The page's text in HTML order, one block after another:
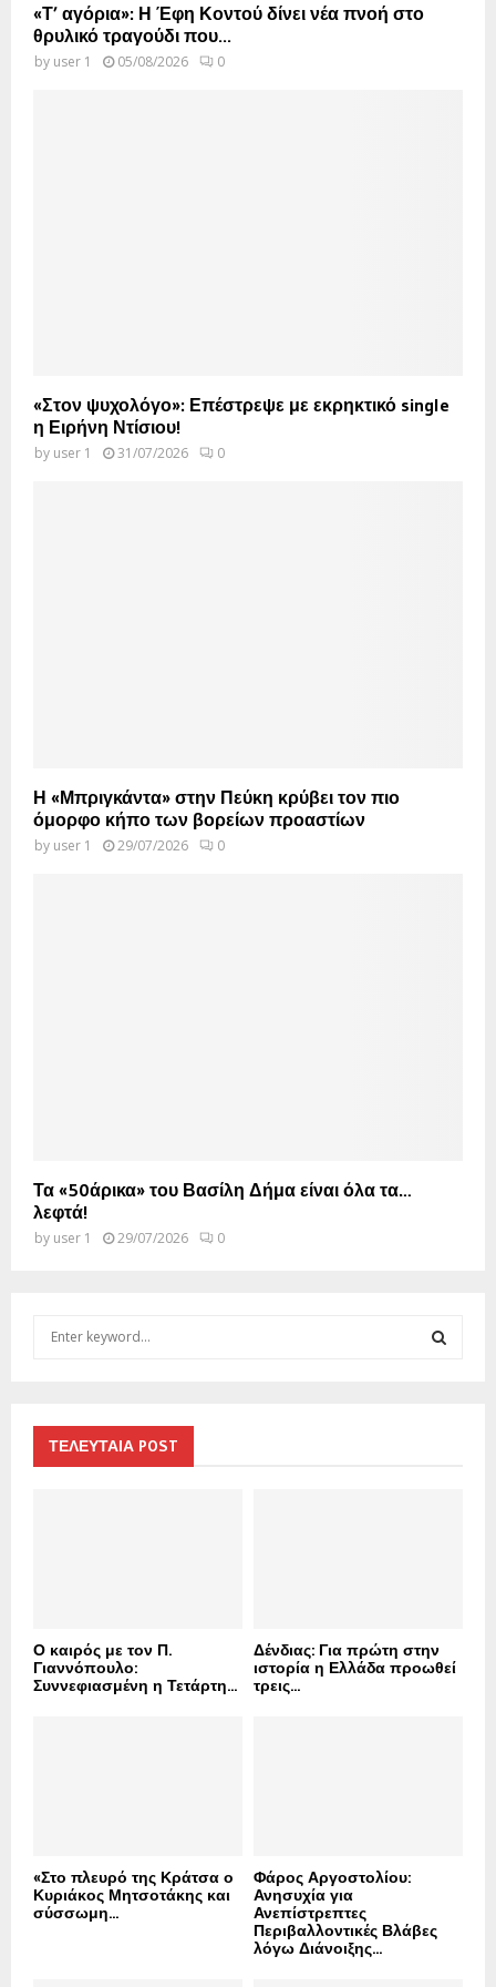
«Τ’ αγόρια»: Η Έφη Κοντού δίνει νέα πνοή στο
θρυλικό τραγούδι που...
by user 1 05/08/2026 0
«Στον ψυχολόγο»: Επέστρεψε με εκρηκτικό single
η Ειρήνη Ντίσιου!
by user 1 31/07/2026 0
Η «Μπριγκάντα» στην Πεύκη κρύβει τον πιο
όμορφο κήπο των βορείων προαστίων
by user 1 29/07/2026 0
Τα «50άρικα» του Βασίλη Δήμα είναι όλα τα…
λεφτά!
by user 1 29/07/2026 0
f
ΤΕΛΕΥΤΑΙΑ POST
Ο καιρός με τον Π.
Γιαννόπουλο:
Συννεφιασμένη η Τετάρτη...
Δένδιας: Για πρώτη στην
ιστορία η Ελλάδα προωθεί
τρεις...
«Στο πλευρό της Κράτσα ο
Κυριάκος Μητσοτάκης και
σύσσωμη...
Φάρος Αργοστολίου:
Ανησυχία για
Ανεπίστρεπτες
Περιβαλλοντικές Βλάβες
λόγω Διάνοιξης...